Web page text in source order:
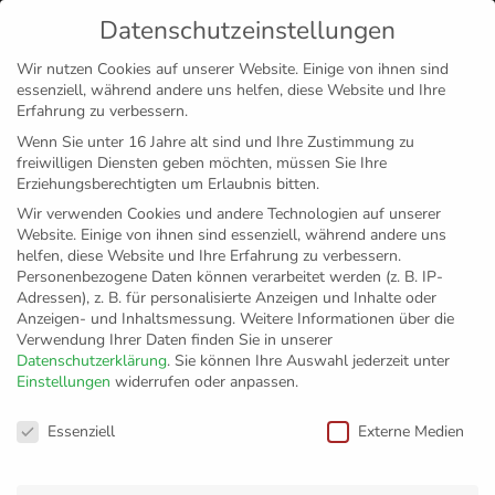
MENÜ
Disclaimer Impressum Datenschutz
Tim Peter bleibt
Datenschutzeinstellungen
Wir nutzen Cookies auf unserer Website. Einige von ihnen sind
essenziell, während andere uns helfen, diese Website und Ihre
Erfahrung zu verbessern.
Wenn Sie unter 16 Jahre alt sind und Ihre Zustimmung zu
freiwilligen Diensten geben möchten, müssen Sie Ihre
Erziehungsberechtigten um Erlaubnis bitten.
Wir verwenden Cookies und andere Technologien auf unserer
Website. Einige von ihnen sind essenziell, während andere uns
helfen, diese Website und Ihre Erfahrung zu verbessern.
Personenbezogene Daten können verarbeitet werden (z. B. IP-
Adressen), z. B. für personalisierte Anzeigen und Inhalte oder
Anzeigen- und Inhaltsmessung. Weitere Informationen über die
Verwendung Ihrer Daten finden Sie in unserer
Datenschutzerklärung. Sie können Ihre Auswahl jederzeit unter
Einstellungen widerrufen oder anpassen.
Datenschutzeinstellungen
Essenziell Externe Medien